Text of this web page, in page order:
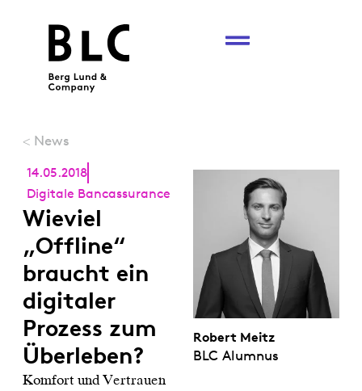
< News
14.05.2018
Digitale Bancassurance
Wieviel
„Offline“
braucht ein
digitaler
Prozess zum
Überleben?
Komfort und Vertrauen
Robert Meitz
BLC Alumnus